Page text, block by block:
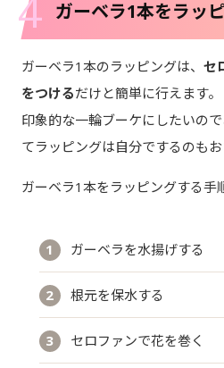
ガーベラ1本をラッ
ガーベラ1本のラッピングは、 セ
をつけるだけと簡単に行えます。
印象的な一輪ブーケにしたいの
てラッピングは自分でするのもお
ガーベラ1本をラッピングする手
ガーベラを水揚げする
根元を保水する
セロファンで花を巻く